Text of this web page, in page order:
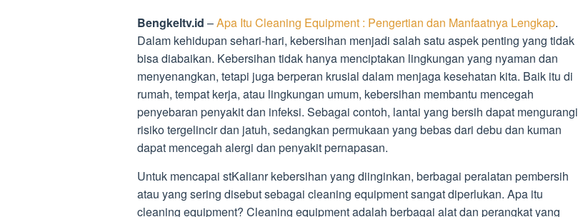
Bengkeltv.id –Apa Itu Cleaning Equipment : Pengertian dan Manfaatnya Lengkap.
Dalam kehidupan sehari-hari, kebersihan menjadi salah satu aspek penting yang tidak
bisa diabaikan. Kebersihan tidak hanya menciptakan lingkungan yang nyaman dan
menyenangkan, tetapi juga berperan krusial dalam menjaga kesehatan kita. Baik itu di
rumah, tempat kerja, atau lingkungan umum, kebersihan membantu mencegah
penyebaran penyakit dan infeksi. Sebagai contoh, lantai yang bersih dapat mengurangi
risiko tergelincir dan jatuh, sedangkan permukaan yang bebas dari debu dan kuman
dapat mencegah alergi dan penyakit pernapasan.
Untuk mencapai stKalianr kebersihan yang diinginkan, berbagai peralatan pembersih
atau yang sering disebut sebagai cleaning equipment sangat diperlukan. Apa itu
cleaning equipment? Cleaning equipment adalah berbagai alat dan perangkat yang